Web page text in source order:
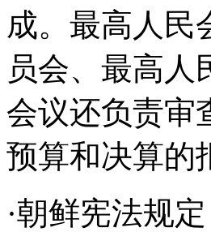
成。最高人民
员会、最高人
会议还负责审
预算和决算的
·朝鲜宪法规